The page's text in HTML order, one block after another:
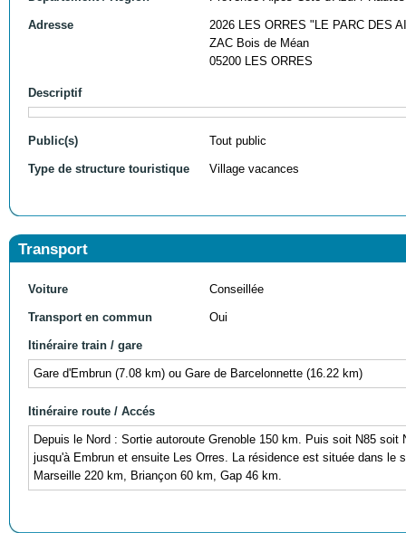
Adresse
2026 LES ORRES "LE PARC DES
ZAC Bois de Méan
05200 LES ORRES
Descriptif
Public(s) Tout public
Type de structure touristique Village vacances
Transport
Voiture Conseillée
Transport en commun Oui
Itinéraire train / gare
Gare d'Embrun (7.08 km) ou Gare de Barcelonnette (16.22 km)
Itinéraire route / Accés
Depuis le Nord : Sortie autoroute Grenoble 150 km. Puis soit N85
jusqu'à Embrun et ensuite Les Orres. La résidence est située dans
Marseille 220 km, Briançon 60 km, Gap 46 km.